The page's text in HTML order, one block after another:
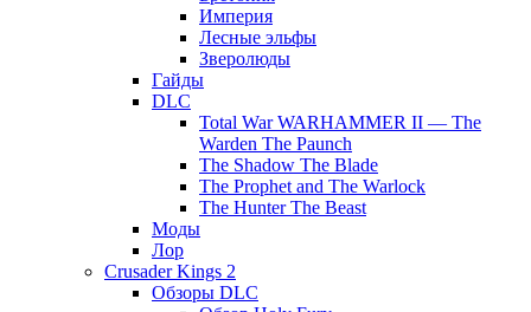
Империя
Лесные эльфы
Зверолюды
Гайды
DLC
Total War WARHAMMER II — The
Warden The Paunch
The Shadow The Blade
The Prophet and The Warlock
The Hunter The Beast
Моды
Лор
Crusader Kings 2
Обзоры DLC